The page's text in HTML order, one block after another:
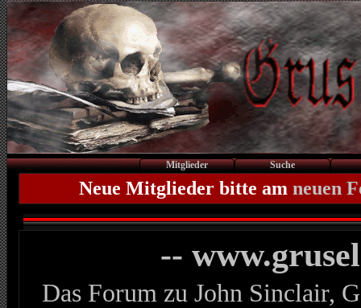
Mitglieder Suche
Neue Mitglieder bitte am neuen
--
Das Forum zu John Sinclair,